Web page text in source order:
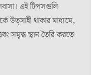
এই টিপসগুলি
উত্সাহী থাকার মাধ্যমে,
সমৃদ্ধ স্থান তৈরি করতে